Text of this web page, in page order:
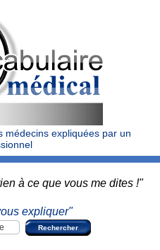
médecins expliquées par un
à ce que vous me dites !"
expliquer"